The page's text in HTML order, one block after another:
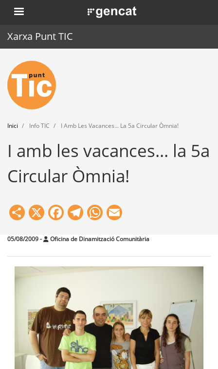
Vés
al
. Obre en una nova finestra.
Xarxa Punt TIC
Inici
Punt TIC
Actualitat
Agenda
Formació
Eines
Inici Info TIC I Amb Les Vacances... La 5a Circular Òmnia!
I amb les vacances... la 5a
Circular Òmnia!
Share
X Facebook
Telegram
WhatsApp
05/08/2009- Oficina de Dinamització Comunitària